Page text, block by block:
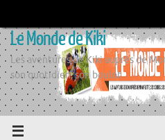
contenu
Le Monde de Kiki
Les aventures de Kiki auprès de
son quotidien, son boulot